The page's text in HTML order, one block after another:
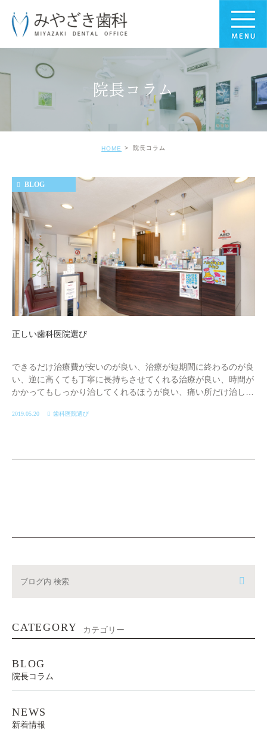
院長コラム
HOME 院長コラム
BLOG
正しい歯科医院選び
できるだけ治療費が安いのが良い、治療が短期間に終わるのが良
い、逆に高くても丁寧に長持ちさせてくれる治療が良い、時間が
かかってもしっかり治してくれるほうが良い、痛い所だけ治して
あまり撮りたくない。レントゲンを撮ってしっかり検査して治療
2019.05.20 歯科医院選び
CATEGORY カテゴリー
BLOG
院長コラム
NEWS
新着情報